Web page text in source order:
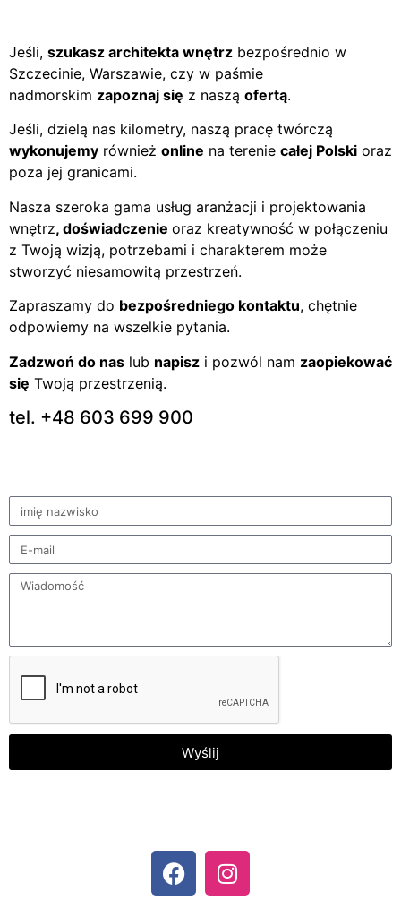
Jeśli, szukasz architekta wnętrz bezpośrednio w
Szczecinie, Warszawie, czy w paśmie
nadmorskim zapoznaj się z naszą ofertą.
Jeśli, dzielą nas kilometry, naszą pracę twórczą
wykonujemy również online na terenie całej Polski oraz
poza jej granicami.
Nasza szeroka gama usług aranżacji i projektowania
wnętrz, doświadczenie oraz kreatywność w połączeniu
z Twoją wizją, potrzebami i charakterem może
stworzyć niesamowitą przestrzeń.
Zapraszamy do bezpośredniego kontaktu, chętnie
odpowiemy na wszelkie pytania.
Zadzwoń do nas lub napisz i pozwól nam zaopiekować
się Twoją przestrzenią.
tel. +48 603 699 900
Wyślij